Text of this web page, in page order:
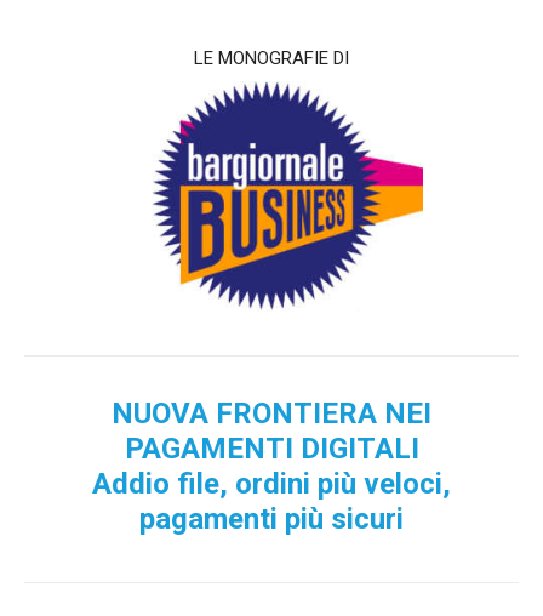
LE MONOGRAFIE DI
NUOVA FRONTIERA NEI
PAGAMENTI DIGITALI
Addio file, ordini più veloci,
pagamenti più sicuri